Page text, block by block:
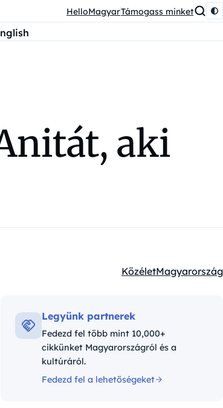
HelloMagyarTámogass minket
aki
Kategóriák:
KözéletMagyarország
Legyünk partnerek
Fedezd fel több mint 10,000+
cikkünket Magyarországról és a
kultúráról.
Fedezd fel a lehetőségeket